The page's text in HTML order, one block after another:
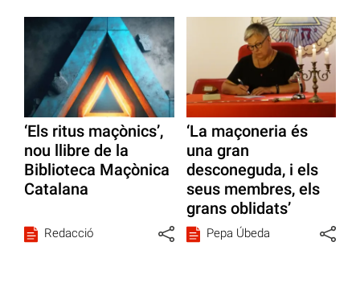
‘Els ritus maçònics’,
nou llibre de la
Biblioteca Maçònica
Catalana
Redacció
‘La maçoneria és
una gran
desconeguda, i els
seus membres, els
grans oblidats’
Pepa Úbeda